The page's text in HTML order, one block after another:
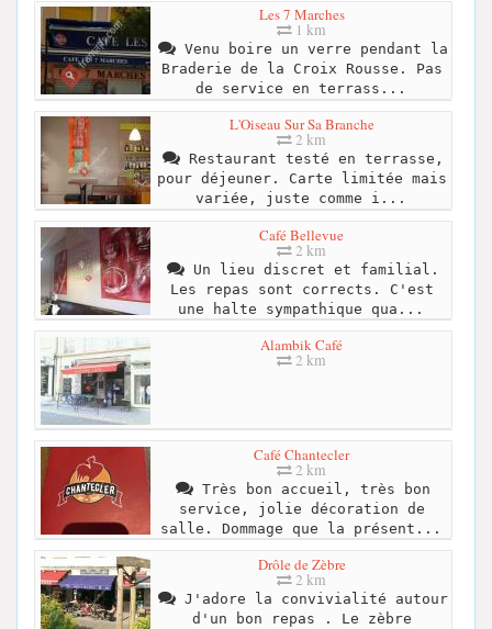
Les 7 Marches
1 km
Venu boire un verre pendant la
Braderie de la Croix Rousse. Pas
de service en terrass...
L'Oiseau Sur Sa Branche
2 km
Restaurant testé en terrasse,
pour déjeuner. Carte limitée mais
variée, juste comme i...
Café Bellevue
2 km
Un lieu discret et familial.
Les repas sont corrects. C'est
une halte sympathique qua...
Alambik Café
2 km
Café Chantecler
2 km
Très bon accueil, très bon
service, jolie décoration de
salle. Dommage que la présent...
Drôle de Zèbre
2 km
J'adore la convivialité autour
d'un bon repas . Le zèbre